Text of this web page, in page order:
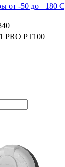
от -50 до +180
PRO PT100